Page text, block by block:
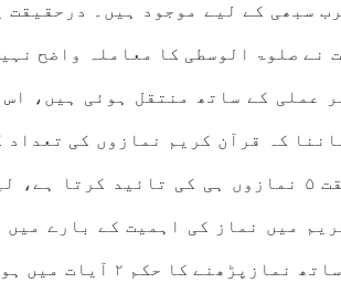
سبھی کے لیے موجود ہیں۔ درحقیقت
نے صلوۃ الوسطی کا معاملہ واضح
عملی کے ساتھ منتقل ہوئی ہیں،
کہ قرآن کریم نمازوں کی
استدلال ہے۔ قرآن کریم درحقیقت ۵ نمازوں ہی کی
میں نماز کی اہمیت کے بارے میں
تاہم مخصوص اوقات کے تعین